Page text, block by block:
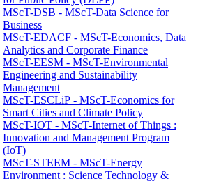
MScT-DSB - MScT-Data Science for
Business
MScT-EDACF - MScT-Economics, Data
Analytics and Corporate Finance
MScT-EESM - MScT-Environmental
Engineering and Sustainability
Management
MScT-ESCLiP - MScT-Economics for
Smart Cities and Climate Policy
MScT-IOT - MScT-Internet of Things :
Innovation and Management Program
(IoT)
MScT-STEEM - MScT-Energy
Environment : Science Technology &